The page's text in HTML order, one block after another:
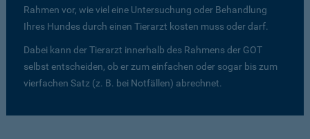
Rahmen vor, wie viel eine Untersuchung oder Behandlung
Ihres Hundes durch einen Tierarzt kosten muss oder darf.
Dabei kann der Tierarzt innerhalb des Rahmens der GOT
selbst entscheiden, ob er zum einfachen oder sogar bis zum
vierfachen Satz (z. B. bei Notfällen) abrechnet.